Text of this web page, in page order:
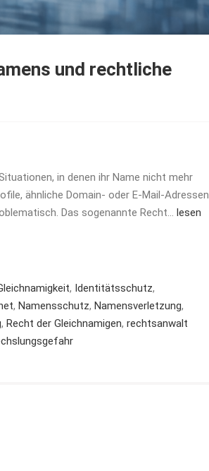
und rechtliche
in denen ihr Name nicht mehr
ähnliche Domain- oder E-Mail-Adressen
Das sogenannte Recht… lesen
, Identitätsschutz,
, Namensschutz, Namensverletzung,
, Recht der Gleichnamigen, rechtsanwalt